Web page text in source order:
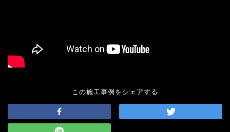
この施工事例をシェアする